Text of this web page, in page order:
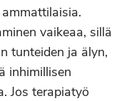
vaikeaa, sillä
tunteiden ja älyn,
inhimillisen
Jos terapiatyö